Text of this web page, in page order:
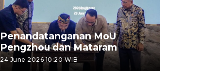
Penandatanganan MoU
Pengzhou dan Mataram
24 June 2026 10:20 WIB